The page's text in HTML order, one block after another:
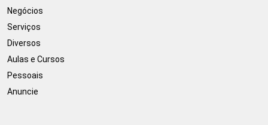
Negócios
Serviços
Diversos
Aulas e Cursos
Pessoais
Anuncie